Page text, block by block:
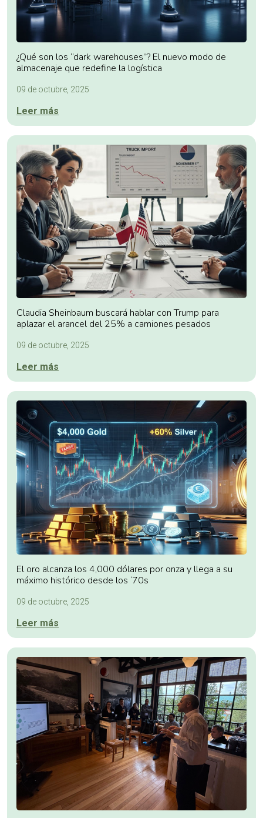
¿Qué son los “dark warehouses”? El nuevo modo de
almacenaje que redefine la logística
09 de octubre, 2025
Leer más
Claudia Sheinbaum buscará hablar con Trump para
aplazar el arancel del 25% a camiones pesados
09 de octubre, 2025
Leer más
El oro alcanza los 4,000 dólares por onza y llega a su
máximo histórico desde los ‘70s
09 de octubre, 2025
Leer más